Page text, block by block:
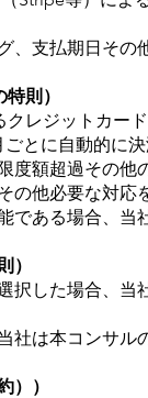
、支払期日その
則）
クレジットカー
とに自動的に
度額超過その
の他必要な対応
である場合、当
）
択した場合、
社は本コンサル
））